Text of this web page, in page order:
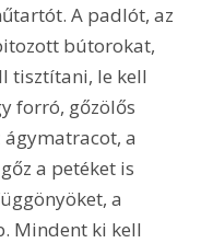
A padlót, az
bútorokat,
tisztítani, le kell
forró, gőzölős
ágymatracot, a
a petéket is
a
Mindent ki kell